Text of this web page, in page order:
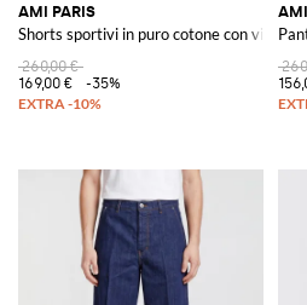
AMI PARIS
Shorts sportivi in puro cotone con vita
260,00 €
169,00 €
-35%